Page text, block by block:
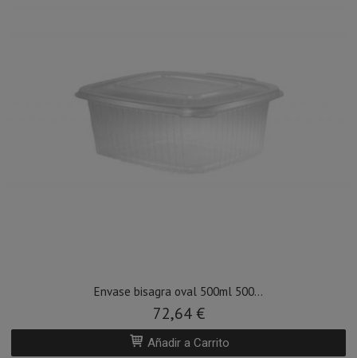
Envase bisagra oval 500ml 500...
72,64 €
Añadir a Carrito